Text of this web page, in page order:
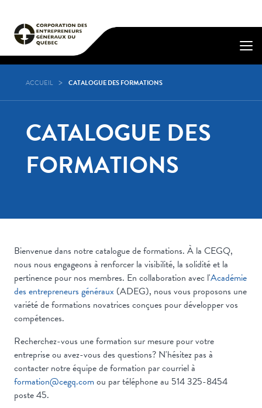
ACCUEIL CATALOGUE DES FORMATIONS
CATALOGUE DES
FORMATIONS
Bienvenue dans notre catalogue de formations. À la CEGQ,
nous nous engageons à renforcer la visibilité, la solidité et la
pertinence pour nos membres. En collaboration avec l'Académie
des entrepreneurs généraux (ADEG), nous vous proposons une
variété de formations novatrices conçues pour développer vos
compétences.
Recherchez-vous une formation sur mesure pour votre
entreprise ou avez-vous des questions? N'hésitez pas à
contacter notre équipe de formation par courriel à
formation@cegq.comou par téléphone au 514 325-8454
poste 45.